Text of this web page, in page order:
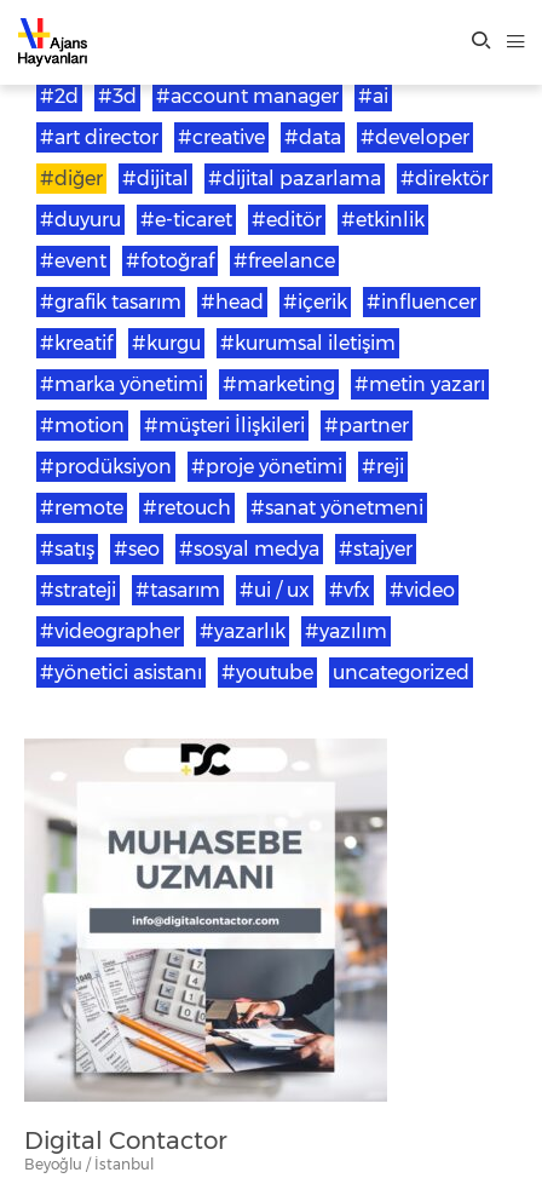
#2d #3d #account manager
#ai
#art director
#creative #data
#developer
#diğer
#dijital #dijital pazarlama
#direktör
#duyuru
#e-ticaret #editör
#etkinlik
#event
#fotoğraf
#freelance
#grafik tasarım
#head #içerik
#influencer
#kreatif
#kurgu
#kurumsal iletişim
#marka yönetimi
#marketing
#metin yazarı
#motion
#müşteri İlişkileri
#partner
#prodüksiyon
#proje yönetimi
#reji
#remote
#retouch
#sanat yönetmeni
#satış
#seo #sosyal medya
#stajyer
#strateji
#tasarım #ui / ux #vfx
#video
#videographer
#yazarlık
#yazılım
#yönetici asistanı
#youtube uncategorized
Digital Contactor
Beyoğlu / İstanbul